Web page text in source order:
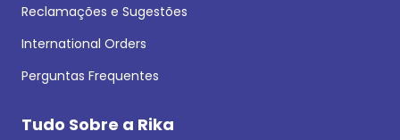
Reclamações e Sugestões
International Orders
Perguntas Frequentes
Tudo Sobre a Rika